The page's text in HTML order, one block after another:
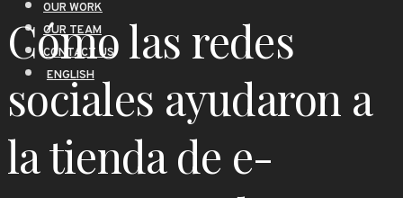
OUR WORK
OUR TEAM
CONTACT US
ENGLISH
Cómo las redes
sociales ayudaron a
la tienda de e-